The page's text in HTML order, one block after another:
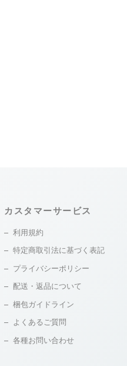
カスタマーサービス
利用規約
特定商取引法に基づく表記
プライバシーポリシー
配送・返品について
梱包ガイドライン
よくあるご質問
各種お問い合わせ